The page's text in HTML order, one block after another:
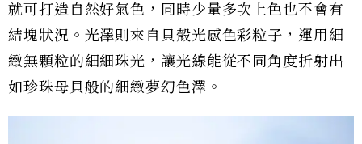
就可打造自然好氣色，同時少量多次上色也不會有
結塊狀況。光澤則來自貝殼光感色彩粒子，運用細
緻無顆粒的細細珠光，讓光線能從不同角度折射出
如珍珠母貝般的細緻夢幻色澤。